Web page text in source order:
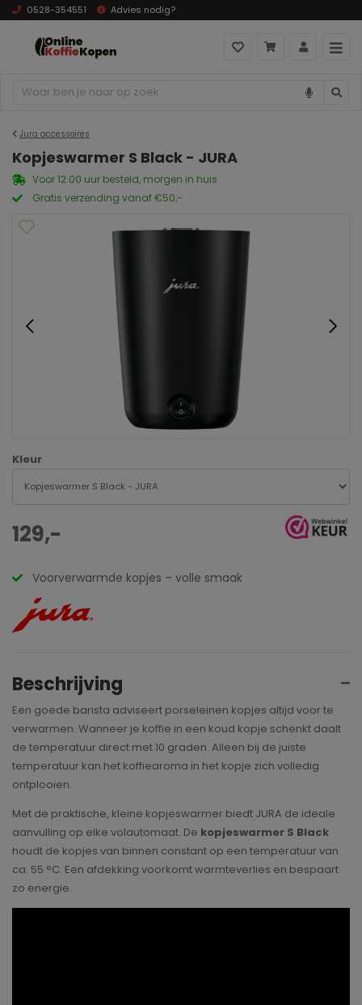
0528-354551 Advies nodig?
Jura accessoires
Kopjeswarmer S Black - JURA
Voorverwarmde kopjes – volle smaak
Kleur
129,-
Voor 12:00 uur besteld, morgen in huis
Gratis verzending vanaf €50,-
Beschrijving
Een goede barista adviseert porseleinen kopjes altijd voor te
verwarmen. Wanneer je koffie in een koud kopje schenkt daalt
de temperatuur direct met 10 graden. Alleen bij de juiste
temperatuur kan het koffiearoma in het kopje zich volledig
ontplooien.
Met de praktische, kleine kopjeswarmer biedt JURA de ideale
aanvulling op elke volautomaat. De kopjeswarmer S Black
houdt de kopjes van binnen constant op een temperatuur van
ca. 55 °C. Een afdekking voorkomt warmteverlies en bespaart
zo energie.